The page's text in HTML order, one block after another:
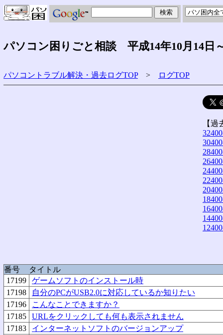
パソコン困りごと相談 平成14年10月14日
パソコントラブル解決・過去ログTOP> ログTOP
【
番号
タイトル
17199
ゲームソフトのインストール時
17198
自分のPCがUSB2.0に対応しているか知りたい
17196
こんなことできますか？
17185
URLをクリックしても何も表示されません
17183
インターネットソフトのバージョンアップ